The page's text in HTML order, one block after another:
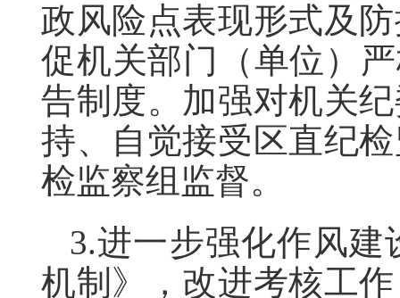
政风险点表现形式及
促机关部门（单位）
告制度。加强对机关
持、自觉接受区直纪
检监察组监督。
3.进一步强化作风
机制》，改进考核工